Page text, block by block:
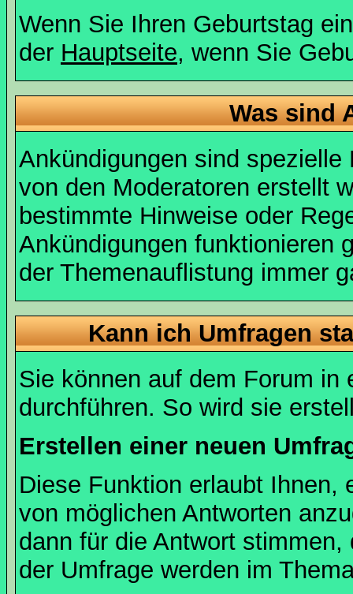
Wenn Sie Ihren Geburtstag
der Hauptseite, wenn Sie
Was sind
Ankündigungen sind
von den Moderatoren erstellt
bestimmte Hinweise oder
Ankündigungen funktionieren
der Themenauflistung immer
Kann ich Umfragen
Sie können auf dem Forum in
durchführen. So wird sie
Erstellen einer neuen
Diese Funktion erlaubt Ihnen,
von möglichen Antworten
dann für die Antwort
der Umfrage werden im